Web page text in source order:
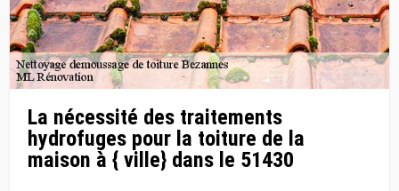
La nécessité des traitements
hydrofuges pour la toiture de la
maison à { ville} dans le 51430